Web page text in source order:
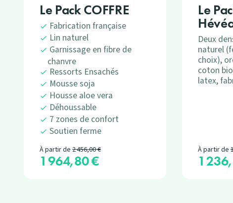
Le Pack COFFRE
Fabrication française
Lin naturel
Garnissage en fibre de
chanvre
Ressorts Ensachés
Mousse soja
Housse aloe vera
Déhoussable
7 zones de confort
Soutien ferme
À partir dePrix de base
2 456,00 €
Prix
1 964,80 €
Le
Deux
naturel
choix),
coton
latex,
À partir de
Prix
1